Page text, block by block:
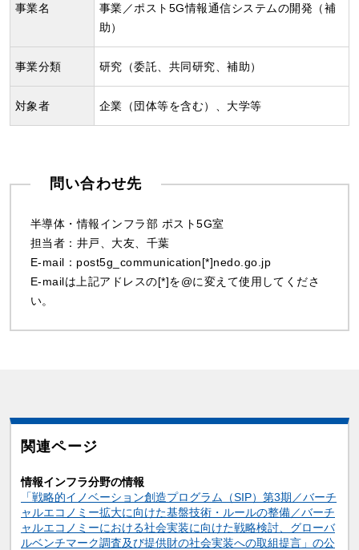
事業名
事業／ポスト5G情報通信システムの開発（補
助）
事業分類 研究（委託、共同研究、補助）
対象者 企業（団体等を含む）、大学等
問い合わせ先
半導体・情報インフラ部 ポスト5G室
担当者：井戸、大友、千葉
E-mail：post5g_communication[*]nedo.go.jp
E-mailは上記アドレスの[*]を@に変えて使用してくださ
い。
関連ページ
情報インフラ分野の情報
「戦略的イノベーション創造プログラム（SIP）第3期／バーチ
ャルエコノミー拡大に向けた基盤技術・ルールの整備／バーチ
ャルエコノミーにおける社会実装に向けた戦略検討、グローバ
ルベンチマーク調査及び提供財の社会実装への取組提言」の公